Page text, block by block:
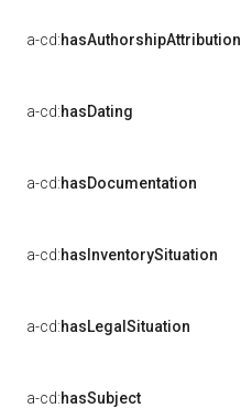
a-cd:hasAuthorshipAttribution
a-cd:hasDating
a-cd:hasDocumentation
a-cd:hasInventorySituation
a-cd:hasLegalSituation
a-cd:hasSubject